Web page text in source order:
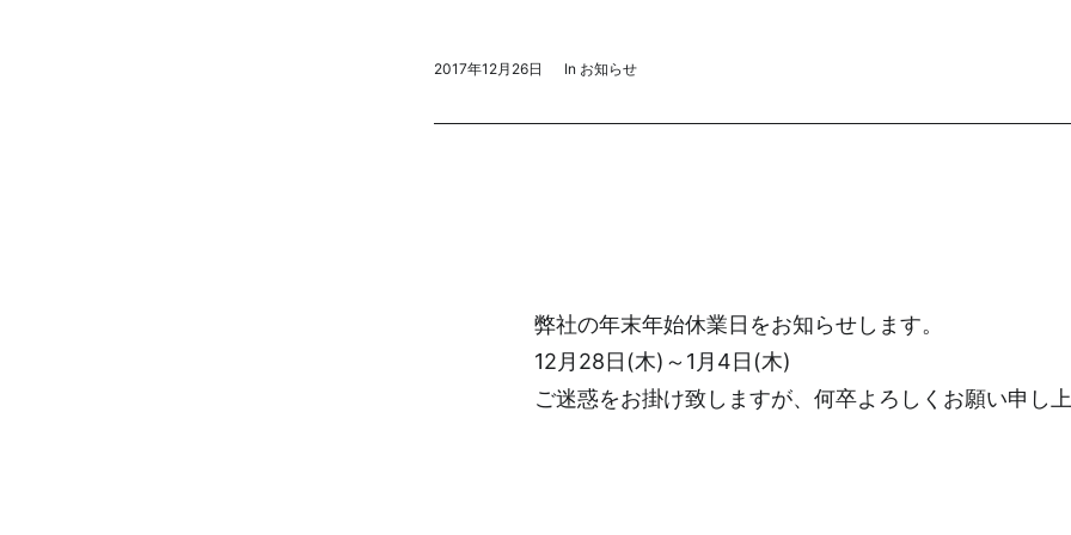
2017年12月26日 In お知らせ
弊社の年末年始休業日をお知らせします。
12月28日(木)～1月4日(木)
ご迷惑をお掛け致しますが、何卒よろしくお願い申し上